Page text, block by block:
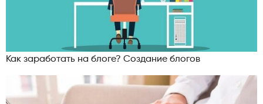
Как заработать на блоге? Создание блогов